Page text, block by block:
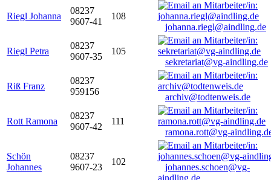
Riegl Johanna
08237
9607-41
108
johanna.riegl@aindling.de
Riegl Petra
08237
9607-35
105
sekretariat@vg-aindling.de
Riß Franz
08237
959156
archiv@todtenweis.de
Rott Ramona
08237
9607-42
111
ramona.rott@vg-
Schön
Johannes
08237
9607-23
102
johannes.schoen@vg-